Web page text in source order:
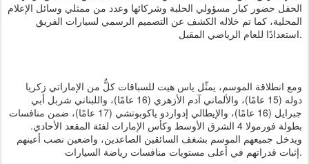
الحفل حضور كبار مسؤولي الحلبة وشركائها وعدد من ممثلي وسائل الإعلام
المحلية، كما تم خلاله الكشف عن التصميم الرسمي لسيارات الفريق
استعدادًا للعام الرياضي المقبل.
ومع انطلاقة الموسم، يمثّل ياس هيت للسباقات كلٌّ من الإماراتي زكريا
دوله (15 عامًا)، والألماني آدم الأزهري (16 عامًا)، واللبناني شربل أبي
جبرايل (16 عامًا)، والإيطالي إدواردو ياكوبوتشي (17 عامًا)، ضمن منافسات
بطولة فورمولا 4 الشرق الأوسط وكأس الإمارات لفئة المقعد الأحادي.
ويدخل جميعهم الموسم بشغف السائقين الصاعدين، واضعين نصب أعينهم
إثبات قدراتهم في أعلى مستويات منافسات رياضة السيارات.